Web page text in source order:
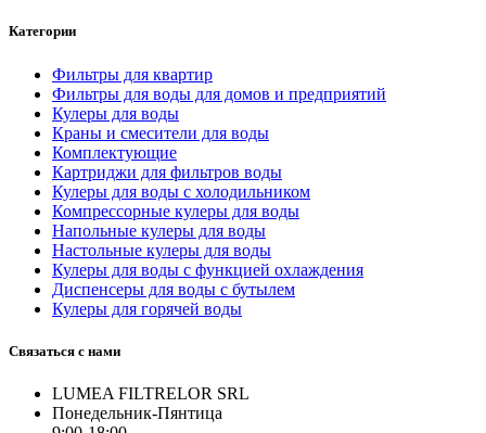
Категории
Фильтры для квартир
Фильтры для воды для домов и предприятий
Кулеры для воды
Краны и смесители для воды
Комплектующие
Картриджи для фильтров воды
Кулеры для воды с холодильником
Компрессорные кулеры для воды
Напольные кулеры для воды
Настольные кулеры для воды
Кулеры для воды с функцией охлаждения
Диспенсеры для воды с бутылем
Кулеры для горячей воды
Связаться с нами
LUMEA FILTRELOR SRL
Понедельник-Пянтица